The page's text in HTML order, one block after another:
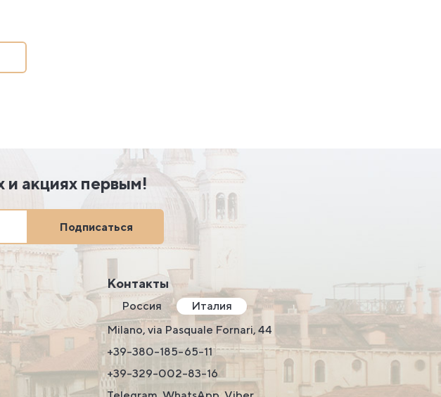
и акциях первым!
Подписаться
Контакты
Россия
Италия
Milano, via Pasquale Fornari, 44
+39-380-185-65-11
+39-329-002-83-16